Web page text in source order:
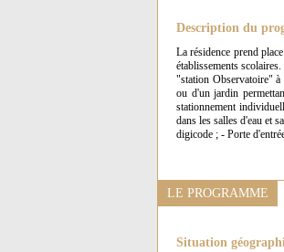
Description du
La résidence prend
établissements
"station Observatoire" à
ou d'un jardin
stationnement
dans les salles d'eau et
digicode ; - Porte
LE PROGRAMME
Situation